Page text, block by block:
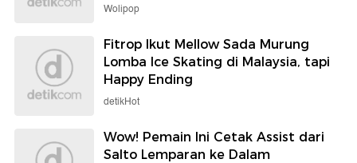
Wolipop
Fitrop Ikut Mellow Sada Murung
Lomba Ice Skating di Malaysia, tapi
Happy Ending
detikHot
Wow! Pemain Ini Cetak Assist dari
Salto Lemparan ke Dalam